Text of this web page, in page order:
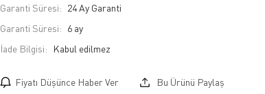
Garanti Süresi: 24 Ay Garanti
Garanti Süresi: 6 ay
İade Bilgisi:
Fiyatı Düşünce Haber Ver Bu Ürünü Paylaş